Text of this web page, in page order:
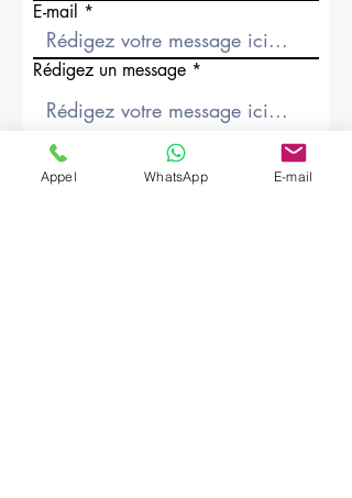
E-mail
Rédigez un message
Société
Appel WhatsApp E-mail